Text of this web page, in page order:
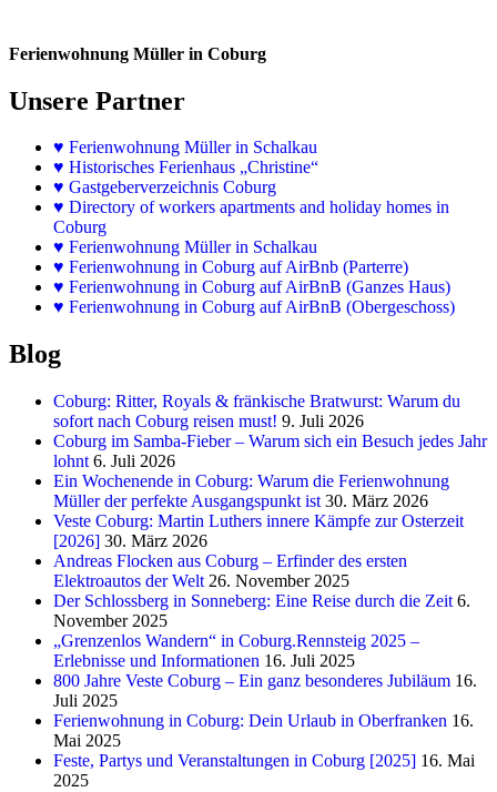
Ferienwohnung Müller in Coburg
Unsere Partner
♥ Ferienwohnung Müller in Schalkau
♥ Historisches Ferienhaus „Christine“
♥ Gastgeberverzeichnis Coburg
♥ Directory of workers apartments and holiday homes in
Coburg
♥ Ferienwohnung Müller in Schalkau
♥ Ferienwohnung in Coburg auf AirBnb (Parterre)
♥ Ferienwohnung in Coburg auf AirBnB (Ganzes Haus)
♥ Ferienwohnung in Coburg auf AirBnB (Obergeschoss)
Blog
Coburg: Ritter, Royals & fränkische Bratwurst: Warum du
sofort nach Coburg reisen must! 9. Juli 2026
Coburg im Samba-Fieber – Warum sich ein Besuch jedes Jahr
lohnt 6. Juli 2026
Ein Wochenende in Coburg: Warum die Ferienwohnung
Müller der perfekte Ausgangspunkt ist 30. März 2026
Veste Coburg: Martin Luthers innere Kämpfe zur Osterzeit
[2026] 30. März 2026
Andreas Flocken aus Coburg – Erfinder des ersten
Elektroautos der Welt 26. November 2025
Der Schlossberg in Sonneberg: Eine Reise durch die Zeit 6.
November 2025
„Grenzenlos Wandern“ in Coburg.Rennsteig 2025 –
Erlebnisse und Informationen 16. Juli 2025
800 Jahre Veste Coburg – Ein ganz besonderes Jubiläum 16.
Juli 2025
Ferienwohnung in Coburg: Dein Urlaub in Oberfranken 16.
Mai 2025
Feste, Partys und Veranstaltungen in Coburg [2025] 16. Mai
2025